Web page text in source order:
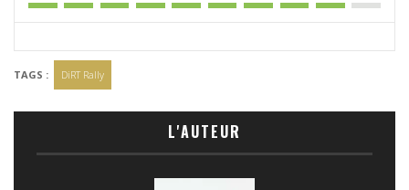
TAGS : DiRT Rally
L'AUTEUR